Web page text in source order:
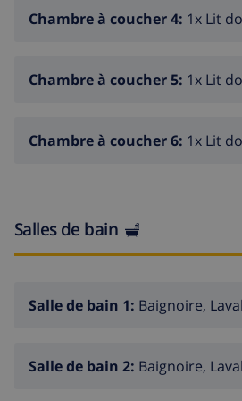
Salon/salle à manger avec TV
Connexion Internet
Cuisine ouverte avec micro-
Chambre à coucher avec
climatisation
Chambre à coucher 4: 1x Lit
Chambre à coucher 5: 1x Lit
Chambre à coucher 6: 1x Lit
Salles de bain
Salle de bain 1: Baignoire,
Salle de bain 2: Baignoire,